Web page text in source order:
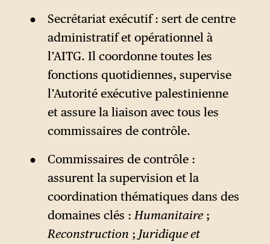
Secrétariat exécutif : sert de centre
administratif et opérationnel à
l’AITG. Il coordonne toutes les
fonctions quotidiennes, supervise
l’Autorité exécutive palestinienne
et assure la liaison avec tous les
commissaires de contrôle.
Commissaires de contrôle :
assurent la supervision et la
coordination thématiques dans des
domaines clés : Humanitaire;
Reconstruction ; Juridique et